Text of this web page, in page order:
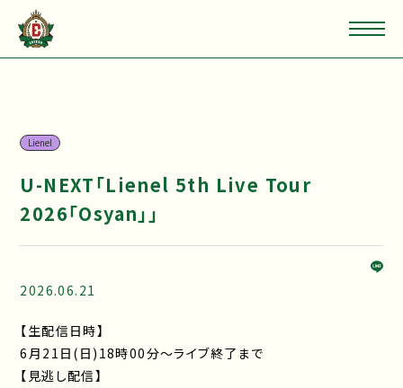
Lienel
U-NEXT「Lienel 5th Live Tour
2026「Osyan」」
2026.06.21
【生配信日時】
6月21日(日)18時00分～ライブ終了まで
【見逃し配信】